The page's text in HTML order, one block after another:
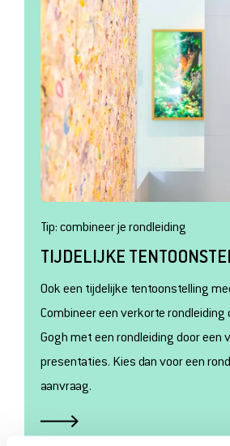
Tip: combineer je rondleiding
TIJDELIJKE
Ook een tijdelijke tentoonstelling
Combineer een verkorte rondleiding
Gogh met een rondleiding door een
presentaties. Kies dan voor een
aanvraag.